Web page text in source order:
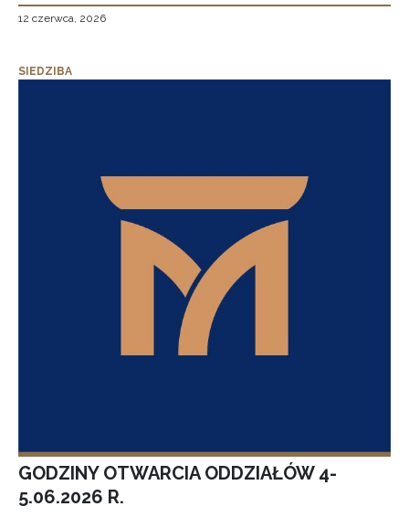
12 czerwca, 2026
SIEDZIBA
GODZINY OTWARCIA ODDZIAŁÓW 4-
5.06.2026 R.